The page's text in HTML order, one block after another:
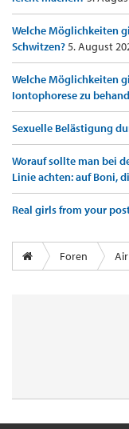
Welche Möglichkeiten
Schwitzen?5. August
Welche Möglichkeiten
Iontophorese zu
Sexuelle Belästigung
Worauf sollte man bei
Linie achten: auf Boni,
Real girls from your
Foren